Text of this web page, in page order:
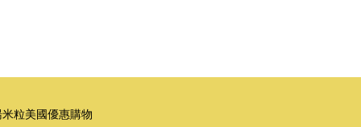
粒美國優惠購物